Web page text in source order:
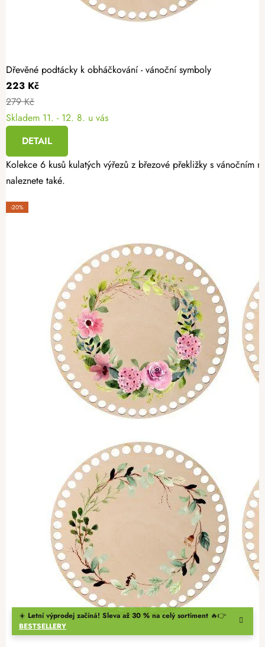
☀️ Letní výprodej začíná! Sleva až 30 % na celý sortiment 🔥👉
BESTSELLERY
Dřevěné podtácky k obháčkování - vánoční symboly
223 Kč
279 Kč
Skladem 11. - 12. 8. u vás
DETAIL
Kolekce 6 kusů kulatých výřezů z březové překližky s
naleznete také.
-20%